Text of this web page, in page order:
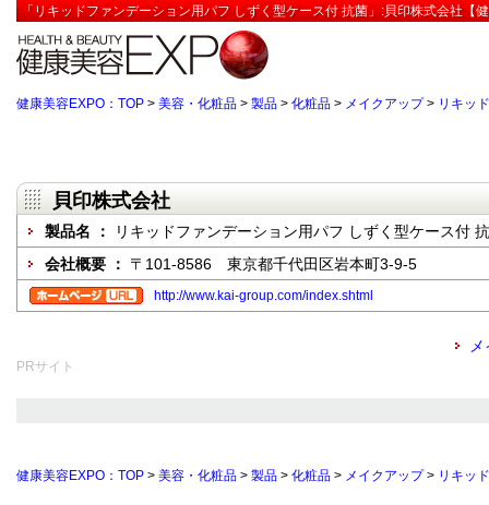
「リキッドファンデーション用パフ しずく型ケース付 抗菌」:貝印株式会社【
健康美容EXPO：TOP > 美容・化粧品 > 製品 > 化粧品 > メイクアップ> リキッ
貝印株式会社
製品名 ：
リキッドファンデーション用パフ しずく型ケース付
会社概要 ： 〒101-8586 東京都千代田区岩本町3-9-5
http://www.kai-group.com/index.shtml
PRサイト
健康美容EXPO：TOP > 美容・化粧品 > 製品 > 化粧品 > メイクアップ> リキッ